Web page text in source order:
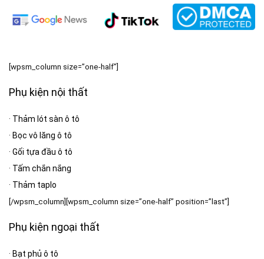
[wpsm_column size=”one-half”]
Phụ kiện nội thất
· Thảm lót sàn ô tô
· Bọc vô lăng ô tô
· Gối tựa đầu ô tô
· Tấm chắn nắng
· Thảm taplo
[/wpsm_column][wpsm_column size=”one-half” position=”last”]
Phụ kiện ngoại thất
· Bạt phủ ô tô